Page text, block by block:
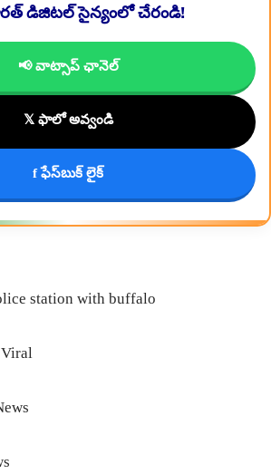
డిజిటల్ సైన్యంలో చేరండి!
📢 వాట్సాప్ ఛానెల్
𝕏 ఫాలో అవ్వండి
f ఫేస్‌బుక్ లైక్
station with buffalo